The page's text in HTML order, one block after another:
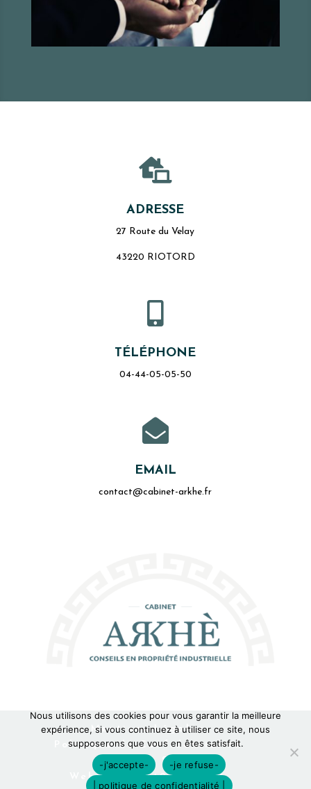

ADRESSE
27 Route du Velay
43220 RIOTORD

TÉLÉPHONE
04-44-05-05-50

EMAIL
contact@cabinet-arkhe.fr
Mentions Légales
Politique de Confidentialité
Plan du Site
Webdesign 842 Concept
Nous utilisons des cookies pour vous garantir la meilleure
expérience, si vous continuez à utiliser ce site, nous
supposerons que vous en êtes satisfait.
-j'accepte-
-je refuse-
| politique de confidentialité |